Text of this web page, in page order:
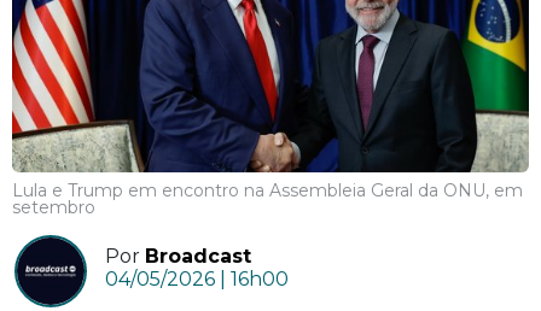
Lula e Trump em encontro na Assembleia Geral da ONU, em
setembro
Por Broadcast
04/05/2026 | 16h00